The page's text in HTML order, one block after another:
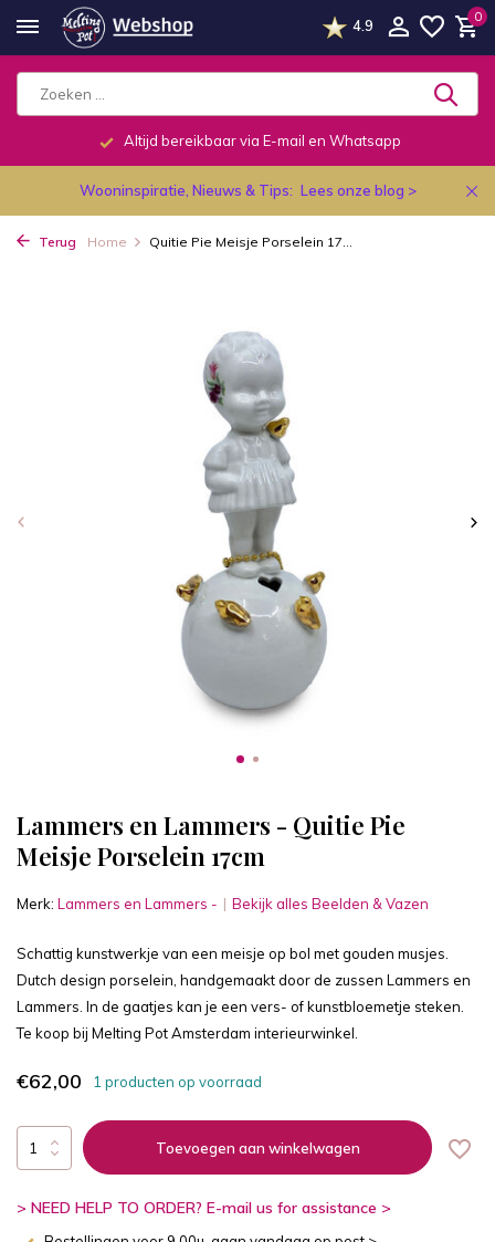
4.9
0
Altijd bereikbaar via E-mail en Whatsapp
Wooninspiratie, Nieuws & Tips: Lees onze blog >
Terug Home Quitie Pie Meisje Porselein 17...
Lammers en Lammers - Quitie Pie
Meisje Porselein 17cm
Merk: Lammers en Lammers - Bekijk alles Beelden & Vazen
Schattig kunstwerkje van een meisje op bol met gouden musjes.
Dutch design porselein, handgemaakt door de zussen Lammers en
Lammers. In de gaatjes kan je een vers- of kunstbloemetje steken.
Te koop bij Melting Pot Amsterdam interieurwinkel.
€62,00 1 producten op voorraad
Toevoegen aan winkelwagen
> NEED HELP TO ORDER? E-mail us for assistance >